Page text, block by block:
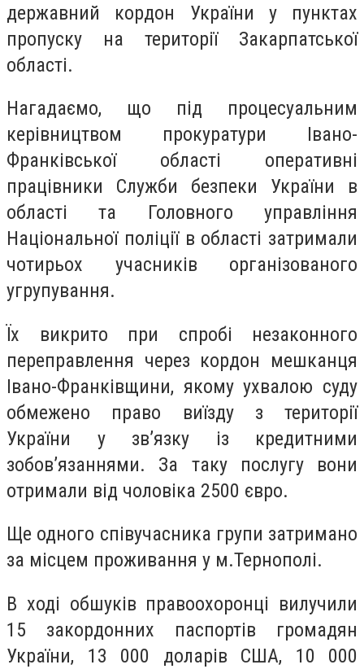
державний кордон України у пунктах
пропуску на території Закарпатської
області.
Нагадаємо, що під процесуальним
керівництвом прокуратури Івано-
Франківської області оперативні
працівники Служби безпеки України в
області та Головного управління
Національної поліції в області затримали
чотирьох учасників організованого
угрупування.
Їх викрито при спробі незаконного
переправлення через кордон мешканця
Івано-Франківщини, якому ухвалою суду
обмежено право виїзду з території
України у зв’язку із кредитними
зобов’язаннями. За таку послугу вони
отримали від чоловіка 2500 євро.
Ще одного співучасника групи затримано
за місцем проживання у м.Тернополі.
В ході обшуків правоохоронці вилучили
15 закордонних паспортів громадян
України, 13 000 доларів США, 10 000